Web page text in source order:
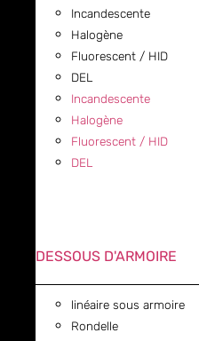
Incandescente
Halogène
Fluorescent / HID
DEL
Incandescente
Halogène
Fluorescent / HID
DEL
DESSOUS D'ARMOIRE
linéaire sous armoire
Rondelle